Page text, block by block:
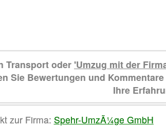
Transport oder 'Umzug mit der
Sie Bewertungen und
Ihre
zur Firma: Spehr-UmzÃ¼ge GmbH